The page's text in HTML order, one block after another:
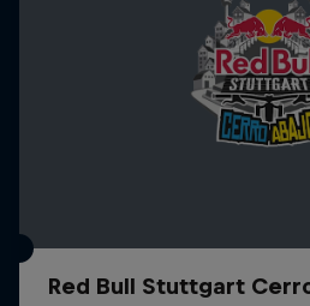
Red Bull Stuttgart